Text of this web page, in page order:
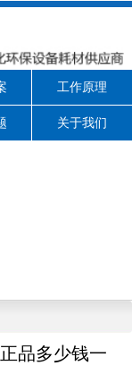
工作原理
关于我们
品多少钱一